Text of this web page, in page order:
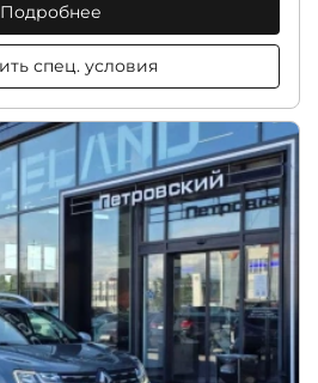
Подробнее
Получить спец. условия